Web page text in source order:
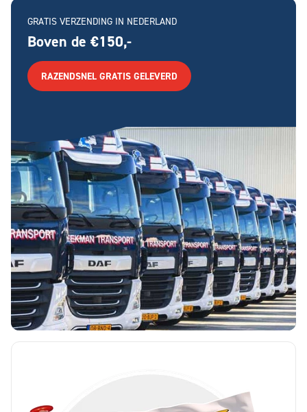
GRATIS VERZENDING IN NEDERLAND
Boven de €150,-
RAZENDSNEL GRATIS GELEVERD